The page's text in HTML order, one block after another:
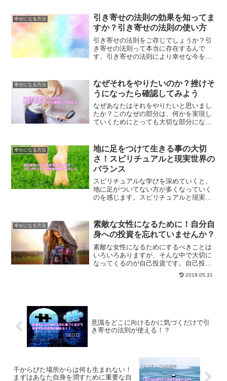
な人生を歩みたいですか？
幸せになる方法
引き寄せの法則の効果を知ってま
すか？引き寄せの法則の使い方
引き寄せの法則をご存じでしょうか？引
き寄せの法則って本当に存在するんで
す。引き寄せの法則により幸せな今を手
幸せになる方法
なぜそれをやりたいのか？挫けそ
うになったら確認してみよう
なぜあなたはそれをやりたいと思いまし
たか？このなぜの部分は、何かを実現し
ていくためにとっても大切な部分になり
化していく方法をご紹介します。
幸せになる方法
地に足をつけて生きる事の大切
さ！スピリチュアルと現実世界の
バランス
スピリチュアルな学びを深めていくと、
地に足がついてない方が多くなっていく
のを感じます。スピリチュアルと現実社
幸せになる方法
素敵な女性になるために！自分自
身への投資を忘れていませんか？
素敵な女性になるためにするべきことは
いろいろありますが、そんな中で大切に
なってくるのが自己投資です。自己投資
は、必ず自分に帰ってくるものです。何
倍にもなって帰って来る自己投資をし
2019.05.31
意識をどこに向けるかに気づくだけで引
き寄せの法則が使える！？
干からびた場所からは何も生まれない！
まずはあなた自身を潤すために重要な自